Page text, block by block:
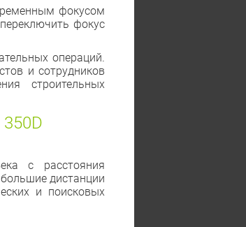
фокусом
фокус
операций.
и сотрудников
строительных
с расстояния
дистанции
и поисковых